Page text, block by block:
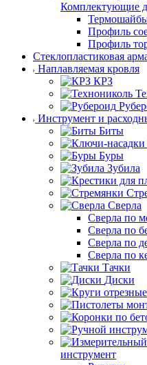
Комплектующие
Профиль
Профиль
Стеклопластиковая
Наплавляемая кровля
КРЗ
Инструмент и
Биты
Буры
Зубила
Сверла
Сверла по
Сверла по
Сверла по
Сверла по
Тачки
Диски
инструмент